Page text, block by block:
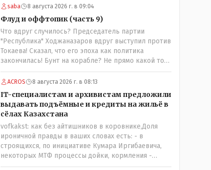
мне : - наша молочка значительно вкуснее чем
руссская и белоруская, а хлеб покупайте формовой,
бюджетный- он значительно вкусней остальных, но
самый вкусный хлеб в совхозных пекарнях; мясо -
русское, белоруское не вкусное- наше
значительно вкусней и натуральное Цитата:///В
финансовой столице республики все дешевле.///
Что правда то правда: - там продкты и фрукты-
овощи дешевле и услуги тамады, певцов тоже и
провести той на 250-300 человек там обойдётся в
разы дешевле чем в Костанае. Цитата:///Кому
доверять?/// Только себе: - за что боролись на то и
напоролись- хотели капитализм, жить по принципу:
"...человек-человеку- волк....", не захотели жить в
коммунизме где был принцип: "....человек человеку-
брат...."
saba 8 августа 2026 г. в 09:04
Флуд и оффтопик (часть 9)
Что вдруг случилось? Председатель партии
"Республика" Ходжаназаров вдруг выступил против
Токаева! Сказал, что его эпоха как политика
закончилась! Бунт на корабле? Не прямо какой то
правдолюб вдруг выступил! Может он
инопланетянин? Появился неизвестно откуда,
холдинг и теперь против президента выступает!
Вот ни капельки ему не поверю, что он действует в
интересах страны, про народ уже и не говорю!
Опять какие то закулисные игры?
ACROS 8 августа 2026 г. в 08:13
IT-специалистам и архивистам предложили
выдавать подъёмные и кредиты на жильё в
сёлах Казахстана
vofkakst: как без айтишников в коровнике,Доля
ироничной правды в ваших словах есть: - в
строящихся, по инициативе Кумара Иргибаевича,
некоторых МТФ процессы дойки, кормления -
оцифрованы и иногда эти программы дают сбой - и